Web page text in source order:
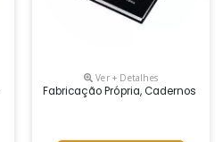
Do Seu Jeito.tamanhos
Ver + Detalhes
Fabricação Própria, Cadernos